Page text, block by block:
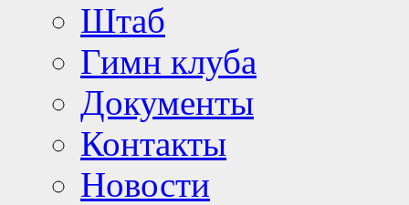
Штаб
Гимн клуба
Документы
Контакты
Новости